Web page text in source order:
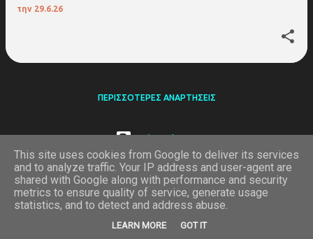
την 29.6.26
ΠΕΡΙΣΣΌΤΕΡΕΣ ΑΝΑΡΤΉΣΕΙΣ
Από το Blogger
Ώρα για σπορ της Δράμας
on line
This site uses cookies from Google to deliver its services
and to analyze traffic. Your IP address and user-agent are
shared with Google along with performance and security
metrics to ensure quality of service, generate usage
statistics, and to detect and address abuse.
LEARN MORE GOT IT